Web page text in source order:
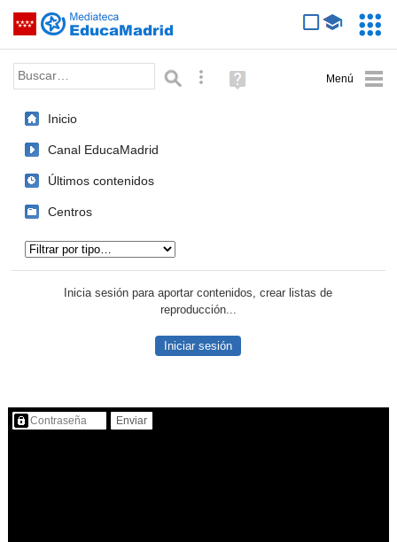
Saltar navegación
Palabra o frase: Búsqueda avanzada
Ayuda
(en
Inicio
Canal EducaMadrid
Últimos contenidos
Centros
Inicia sesión para aportar contenidos, crear listas de
reproducción...
Iniciar sesión
Contenido protegido…